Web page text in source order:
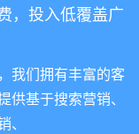
，投入低覆盖广
我们拥有丰富的客
基于搜索营销、